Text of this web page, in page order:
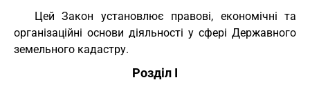
Цей Закон установлює правові, економічні та
організаційні основи діяльності у сфері Державного
земельного кадастру.
Розділ I